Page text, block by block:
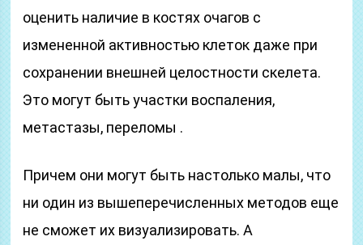
оценить наличие в костях очагов с
измененной активностью клеток даже при
сохранении внешней целостности скелета.
Это могут быть участки воспаления,
метастазы, переломы .
Причем они могут быть настолько малы, что
ни один из вышеперечисленных методов еще
не сможет их визуализировать. А